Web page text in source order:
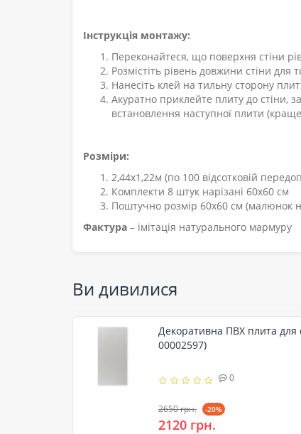
Інструкція монтажу:
Переконайтеся, що поверхня стіни
Розмістіть рівень довжини стіни для
Нанесіть клей на тильну сторону
Акуратно приклейте плиту до стіни,
встановлення наступної плити
Розміри:
2,44х1,22м (по 100 відсотковій
Комплекти 8 штук нарізані 60х60 см
Поштучно розмір 60х60 см (малюнок
Фактура – імітація натурального мармуру
Ви дивилися
Декоративна ПВХ плита для
00002597)
0
2650 грн. -20%
2120 грн.